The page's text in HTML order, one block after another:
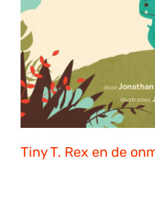
Tiny T. Rex en de